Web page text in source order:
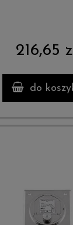
216,65
do